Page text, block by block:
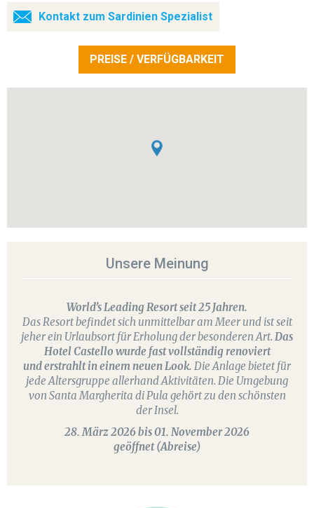
Kontakt zum Sardinien Spezialist
PREISE / VERFÜGBARKEIT
Unsere Meinung
World’s Leading Resort seit 25 Jahren.
Das Resort befindet sich unmittelbar am Meer und ist seit
jeher ein Urlaubsort für Erholung der besonderen Art. Das
Hotel Castello wurde fast vollständig renoviert
understrahlt in einem neuen Look. Die Anlage bietet für
jede Altersgruppe allerhand Aktivitäten. Die Umgebung
von Santa Margherita di Pula gehört zu den schönsten
der Insel.
28. März 2026 bis 01. November 2026
geöffnet(Abreise)